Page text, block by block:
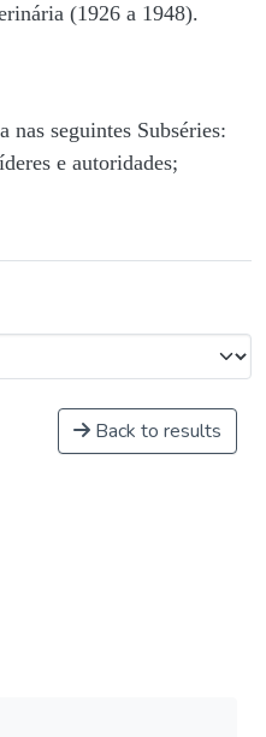
(1926 a 1948).
nas seguintes Subséries:
e autoridades;
Back to results